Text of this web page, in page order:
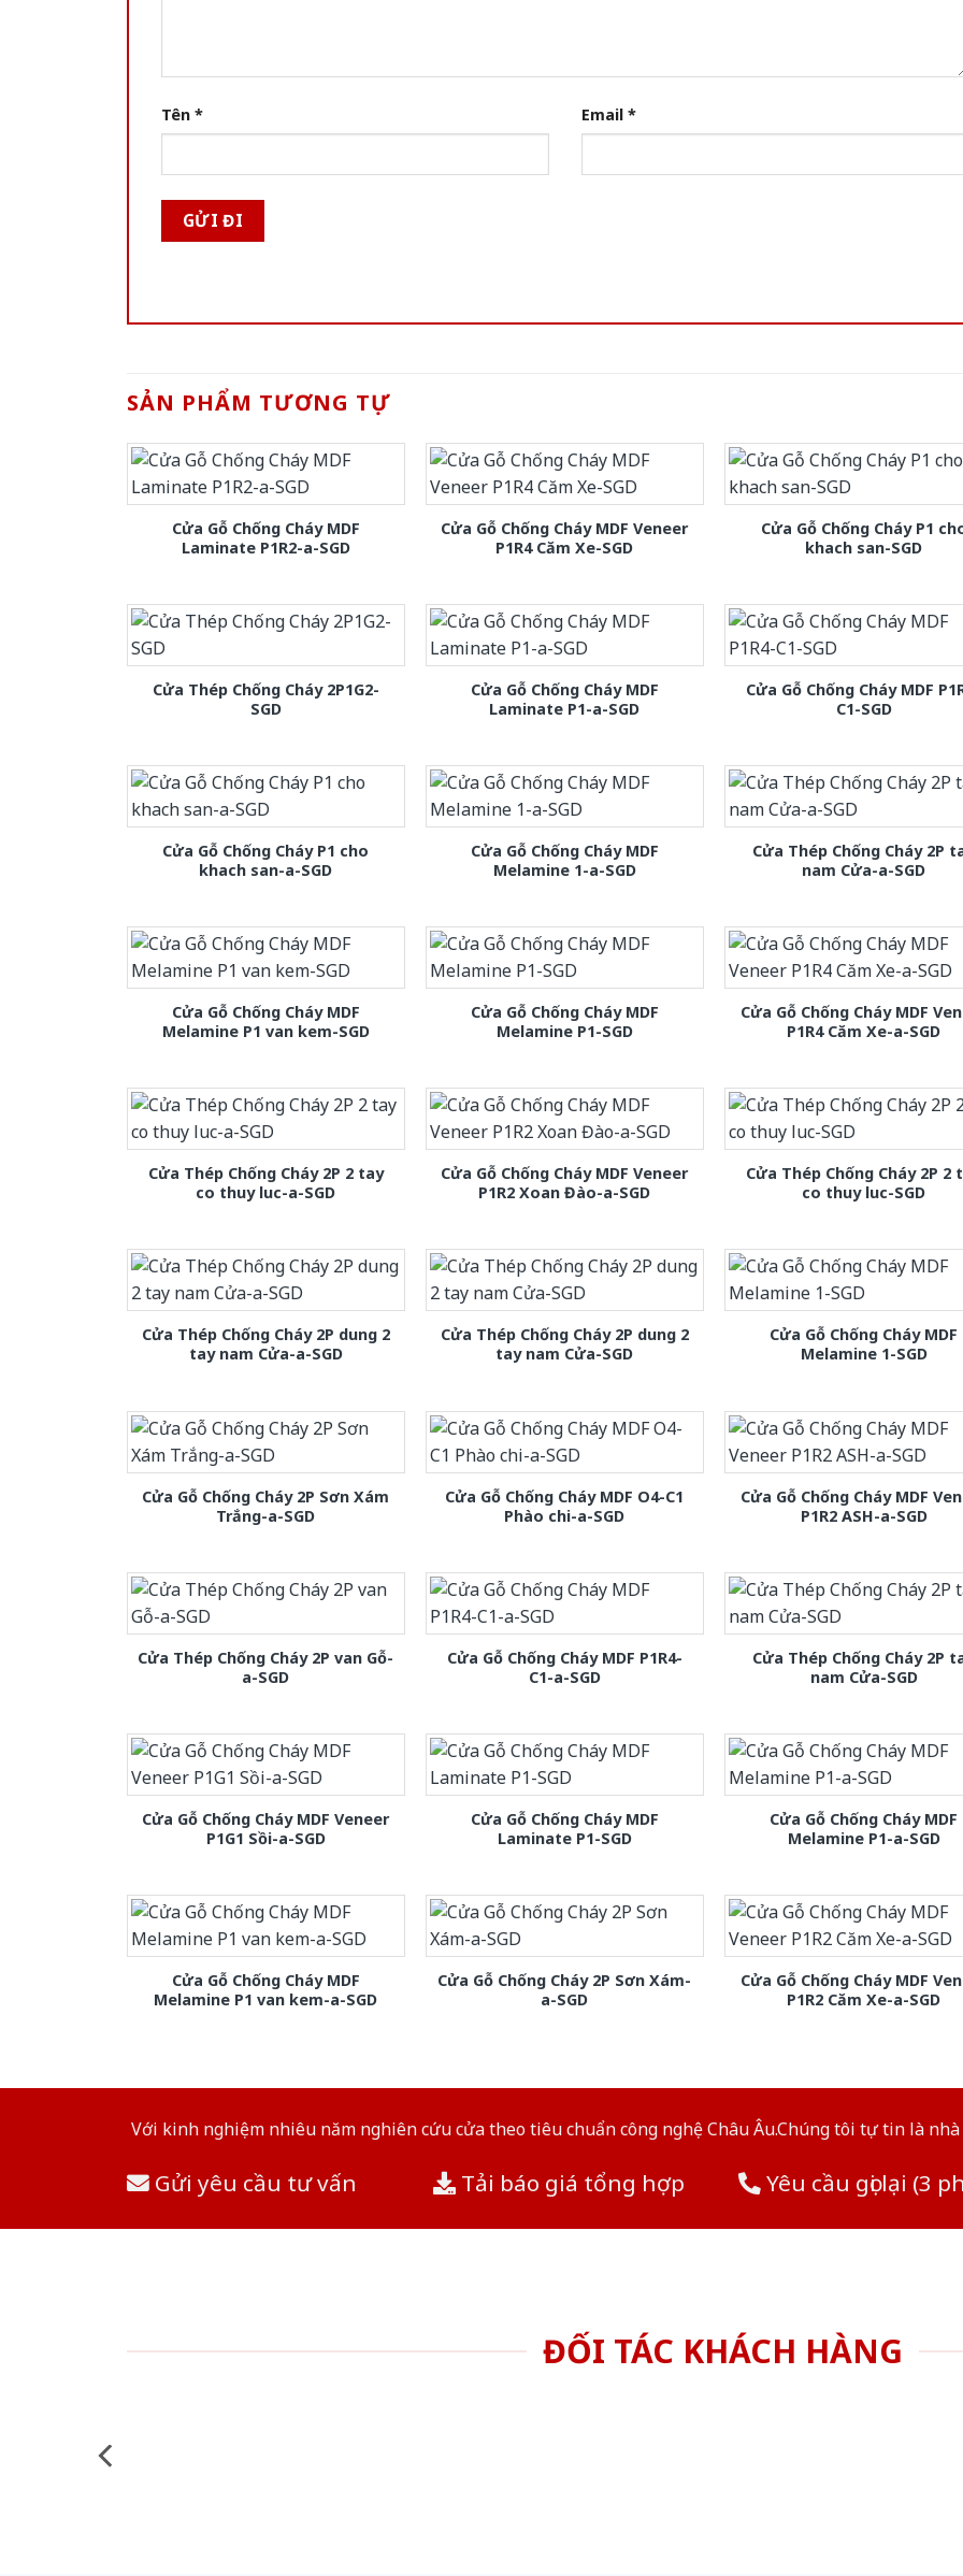
Tên * Email *
SẢN PHẨM TƯƠNG TỰ
Cửa Gỗ Chống Cháy MDF
Laminate P1R2-a-SGD
Cửa Gỗ Chống Cháy MDF Veneer
P1R4 Căm Xe-SGD
Cửa Gỗ Chống Cháy P1
khach san-SGD
Cửa Thép Chống Cháy 2P1G2-
SGD
Cửa Gỗ Chống Cháy MDF
Laminate P1-a-SGD
Cửa Gỗ Chống Cháy MDF
C1-SGD
Cửa Gỗ Chống Cháy P1 cho
khach san-a-SGD
Cửa Gỗ Chống Cháy MDF
Melamine 1-a-SGD
Cửa Thép Chống Cháy 2P
nam Cửa-a-SGD
Cửa Gỗ Chống Cháy MDF
Melamine P1 van kem-SGD
Cửa Gỗ Chống Cháy MDF
Melamine P1-SGD
Cửa Gỗ Chống Cháy MDF
P1R4 Căm Xe-a-SGD
Cửa Thép Chống Cháy 2P 2 tay
co thuy luc-a-SGD
Cửa Gỗ Chống Cháy MDF Veneer
P1R2 Xoan Đào-a-SGD
Cửa Thép Chống Cháy 2P 2
co thuy luc-SGD
Cửa Thép Chống Cháy 2P dung 2
tay nam Cửa-a-SGD
Cửa Thép Chống Cháy 2P dung 2
tay nam Cửa-SGD
Cửa Gỗ Chống Cháy MDF
Melamine 1-SGD
Cửa Gỗ Chống Cháy 2P Sơn Xám
Trắng-a-SGD
Cửa Gỗ Chống Cháy MDF O4-C1
Phào chi-a-SGD
Cửa Gỗ Chống Cháy MDF
P1R2 ASH-a-SGD
Cửa Thép Chống Cháy 2P van Gỗ-
a-SGD
Cửa Gỗ Chống Cháy MDF P1R4-
C1-a-SGD
Cửa Thép Chống Cháy 2P
nam Cửa-SGD
Cửa Gỗ Chống Cháy MDF Veneer
P1G1 Sồi-a-SGD
Cửa Gỗ Chống Cháy MDF
Laminate P1-SGD
Cửa Gỗ Chống Cháy MDF
Melamine P1-a-SGD
Cửa Gỗ Chống Cháy MDF
Melamine P1 van kem-a-SGD
Cửa Gỗ Chống Cháy 2P Sơn Xám-
a-SGD
Cửa Gỗ Chống Cháy MDF
P1R2 Căm Xe-a-SGD
Với kinh nghiệm nhiêu năm nghiên cứu cửa theo tiêu chuẩn công nghệ Châu Âu.Chúng tôi tự tin là
Gửi yêu cầu tư vấn Tải báo giá tổng hợp Yêu cầu gọi lại (3
ĐỐI TÁC KHÁCH HÀNG